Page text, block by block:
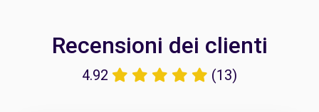
Recensioni dei clienti
4.92 (13)